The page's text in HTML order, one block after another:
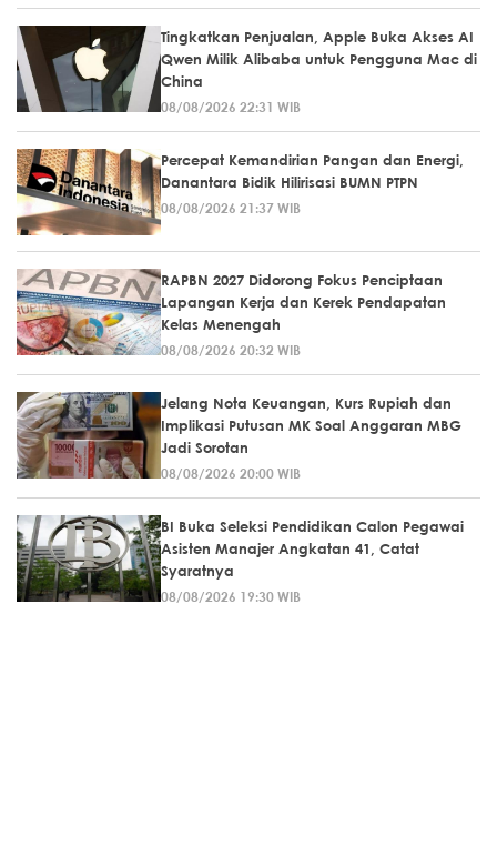
Tingkatkan Penjualan, Apple Buka Akses AI
Qwen Milik Alibaba untuk Pengguna Mac di
China
08/08/2026 22:31 WIB
Percepat Kemandirian Pangan dan Energi,
Danantara Bidik Hilirisasi BUMN PTPN
08/08/2026 21:37 WIB
RAPBN 2027 Didorong Fokus Penciptaan
Lapangan Kerja dan Kerek Pendapatan
Kelas Menengah
08/08/2026 20:32 WIB
Jelang Nota Keuangan, Kurs Rupiah dan
Implikasi Putusan MK Soal Anggaran MBG
Jadi Sorotan
08/08/2026 20:00 WIB
BI Buka Seleksi Pendidikan Calon Pegawai
Asisten Manajer Angkatan 41, Catat
Syaratnya
08/08/2026 19:30 WIB